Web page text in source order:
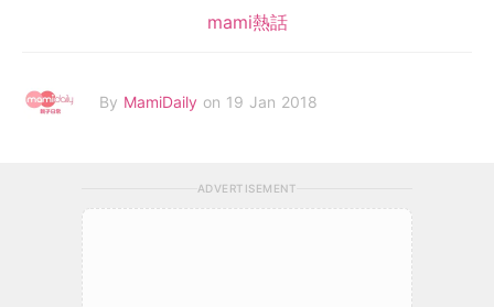
mami熱話
By MamiDaily on 19 Jan 2018
ADVERTISEMENT